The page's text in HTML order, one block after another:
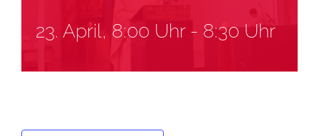
23. April, 8:00 Uhr- 8:30 Uhr